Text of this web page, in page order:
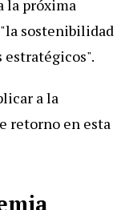
la próxima
sostenibilidad
estratégicos".
a la
retorno en esta